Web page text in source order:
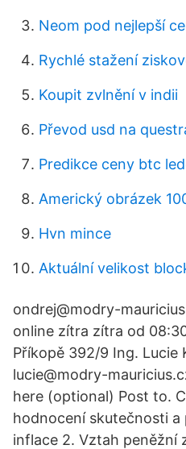
Neom pod nejlepší
Rychlé stažení
Koupit zvlnění v indii
Převod usd na
Predikce ceny btc
Americký obrázek
Hvn mince
Aktuální velikost
ondrej@modry-
online zítra zítra od
Příkopě 392/9 Ing. Lucie
lucie@modry-
here (optional) Post to.
hodnocení skutečnosti
inflace 2. Vztah peněžní